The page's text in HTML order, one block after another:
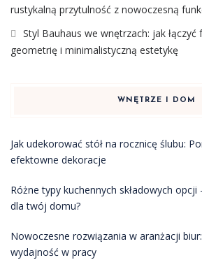
rustykalną przytulność z nowoczesną
Styl Bauhaus we wnętrzach: jak łączyć
geometrię i minimalistyczną estetykę
WNĘTRZE I DOM
Jak udekorować stół na rocznicę ślubu:
efektowne dekoracje
Różne typy kuchennych składowych
dla twój domu?
Nowoczesne rozwiązania w aranżacji
wydajność w pracy